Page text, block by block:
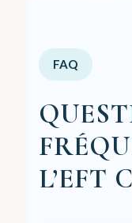
FAQ
L’EFT